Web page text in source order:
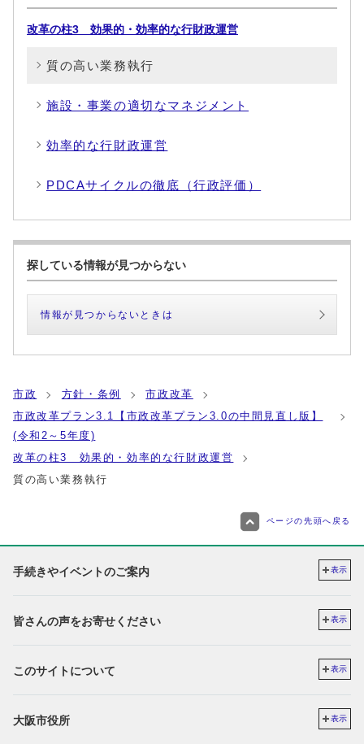
改革の柱3 効果的・効率的な行財政運営
質の高い業務執行
施設・事業の適切なマネジメント
効率的な行財政運営
PDCAサイクルの徹底（行政評価）
探している情報が見つからない
情報が見つからないときは
市政 方針・条例
市政改革
市政改革プラン3.1【市政改革プラン3.0の中間見直し版】
(令和2～5年度)
改革の柱3 効果的・効率的な行財政運営
質の高い業務執行
ページの先頭へ戻る
手続きやイベントのご案内 表示
皆さんの声をお寄せください 表示
このサイトについて 表示
大阪市役所 表示